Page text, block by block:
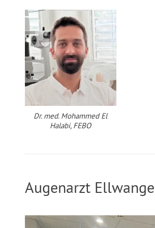
Dr. med. Mohammed El
Halabi, FEBO
Augenarzt